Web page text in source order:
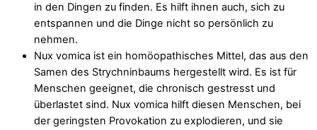
in den Dingen zu finden. Es hilft ihnen auch, sich zu
entspannen und die Dinge nicht so persönlich zu
nehmen.
Nux vomica ist ein homöopathisches Mittel, das aus den
Samen des Strychninbaums hergestellt wird. Es ist für
Menschen geeignet, die chronisch gestresst und
überlastet sind. Nux vomica hilft diesen Menschen, bei
der geringsten Provokation zu explodieren, und sie